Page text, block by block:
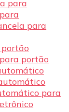
para
para
portão
para